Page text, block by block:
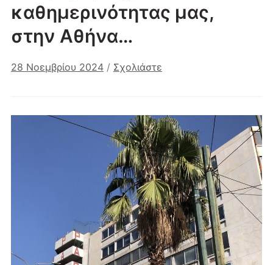
καθημερινότητας μας,
στην Αθήνα…
28 Νοεμβρίου 2024 / Σχολιάστε